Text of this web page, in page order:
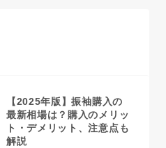
【2025年版】振袖購入の
最新相場は？購入のメリッ
ト・デメリット、注意点も
解説